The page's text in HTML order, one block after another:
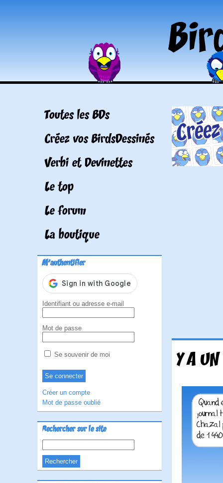
Toutes les BDs
Créez vos BirdsDessinés
Verbi et Devinettes
Le top
Le forum
La boutique
M'authentifier
Identifiant ou adresse e-mail
Mot de passe
Se souvenir de moi
Créer un compte
Mot de passe oublié
Rechercher sur le site
Y A